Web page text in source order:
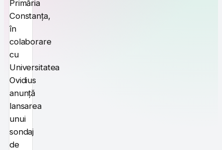
Primăria
Constanța,
în
colaborare
cu
Universitatea
Ovidius
anunță
lansarea
unui
sondaj
de